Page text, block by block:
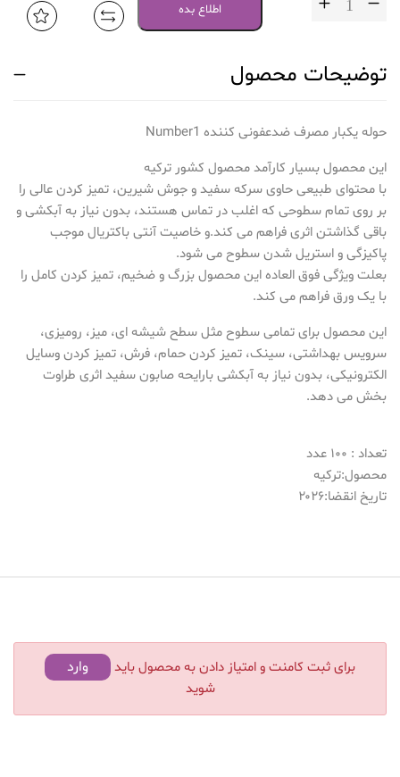
اطلاع بده
توضیحات محصول
حوله یکبار مصرف ضدعفونی کننده Number1
این محصول بسیار کارآمد محصول کشور ترکیه
با محتوای طبیعی حاوی سرکه سفید و جوش شیرین، تمیز کردن عالی را
بر روی تمام سطوحی که اغلب در تماس هستند، بدون نیاز به آبکشی و
باقی گذاشتن اثری فراهم می کند.و خاصیت آنتی باکتریال موجب
پاکیزگی و استریل شدن سطوح می شود.
بعلت ویژگی فوق العاده این محصول بزرگ و ضخیم، تمیز کردن کامل را
با یک ورق فراهم می کند.
این محصول برای تمامی سطوح مثل سطح شیشه ای، میز، رومیزی،
سرویس بهداشتی، سینک، تمیز کردن حمام، فرش، تمیز کردن وسایل
الکترونیکی، بدون نیاز به آبکشی بارایحه صابون سفید اثری طراوت
بخش می دهد.
تعداد : ۱۰۰ عدد
محصول:ترکیه
تاریخ انقضا:۲۰۲۶
برای ثبت کامنت و امتیاز دادن به محصول باید وارد
شوید